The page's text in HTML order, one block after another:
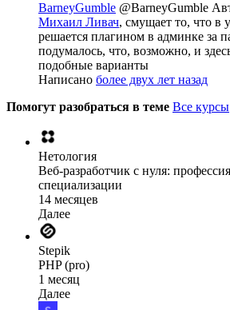
BarneyGumble @BarneyGumble
Михаил Ливач, смущает то, что в
решается плагином в админке за
подумалось, что, возможно, и
подобные варианты
Написано более двух лет назад
Помогут разобраться в теме Все курсы
Нетология
Веб-разработчик с нуля:
специализации
14 месяцев
Далее
Stepik
PHP (pro)
1 месяц
Далее